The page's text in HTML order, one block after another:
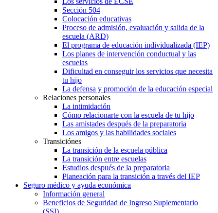
Sección 504
Colocación educativas
Proceso de admisión, evaluación y salida de la
escuela (ARD)
El programa de educación individualizada (IEP)
Los planes de intervención conductual y las
escuelas
Dificultad en conseguir los servicios que necesita
tu hijo
La defensa y promoción de la educación especial
Relaciones personales
La intimidación
Cómo relacionarte con la escuela de tu hijo
Las amistades después de la preparatoria
Los amigos y las habilidades sociales
Transiciónes
La transición de la escuela pública
La transición entre escuelas
Estudios después de la preparatoria
Planeación para la transición a través del IEP
Seguro médico y ayuda económica
Información general
Beneficios de Seguridad de Ingreso Suplementario
(SSI)